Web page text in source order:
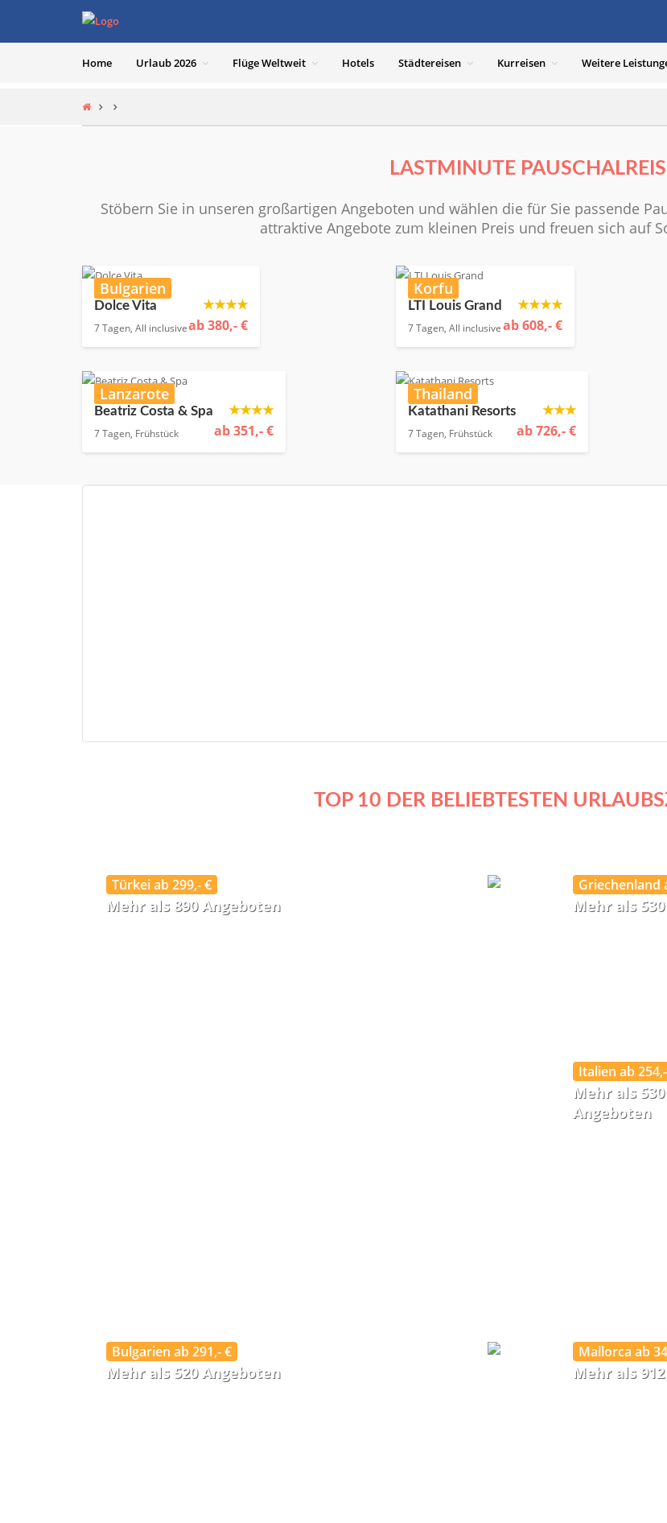
Home Urlaub 2026 Flüge Weltweit Hotels Städtereisen Kurreisen Weitere
LASTMINUTE
Stöbern Sie in unseren großartigen Angeboten und wählen die für Sie passende
attraktive Angebote zum kleinen Preis und freuen sich auf
Bulgarien
Dolce Vita
7 Tagen, All inclusive
★★★★
ab 380,- €
Korfu
LTI Louis Grand
7 Tagen, All inclusive
★★★★
ab 608,- €
Lanzarote
Beatriz Costa & Spa
7 Tagen, Frühstück
★★★★
ab 351,- €
Thailand
Katathani Resorts
7 Tagen, Frühstück
★★★
ab 726,- €
TOP 10 DER BELIEBTESTEN
Türkei ab 299,- €
Mehr als 890 Angeboten
Griechenland
Mehr als
Italien ab
Mehr als 530
Angeboten
Bulgarien ab 291,- €
Mehr als 520 Angeboten
Mallorca ab
Mehr als